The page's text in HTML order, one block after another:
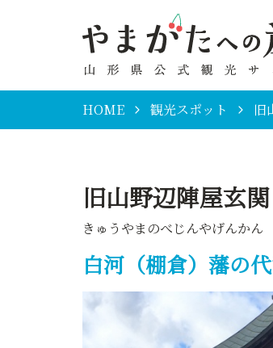
HOME 観光スポット 旧
旧山野辺陣屋玄関
きゅうやまのべじんやげんかん
白河（棚倉）藩の